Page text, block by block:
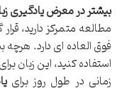
بیشتر در معرض یادگیری
مطالعه متمرکز دارید،
فوق العاده ای دارد.
استفاده کنید، این زبان
زمانی در طول روز برای